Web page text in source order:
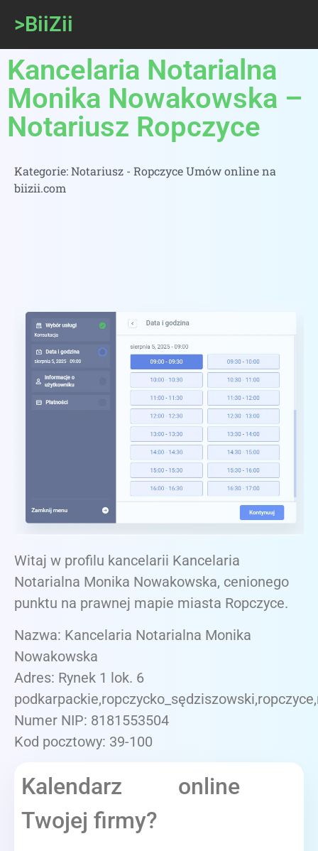
>BiiZii
Kancelaria Notarialna
Monika Nowakowska –
Notariusz Ropczyce
Kategorie:Notariusz - Ropczyce Umów online na
biizii.com
Witaj w profilu kancelarii Kancelaria
Notarialna Monika Nowakowska, cenionego
punktu na prawnej mapie miasta Ropczyce.
Nazwa: Kancelaria Notarialna Monika
Nowakowska
Adres: Rynek 1 lok. 6
Numer NIP: 8181553504
Kod pocztowy: 39-100
Kalendarz online
Twojej firmy?